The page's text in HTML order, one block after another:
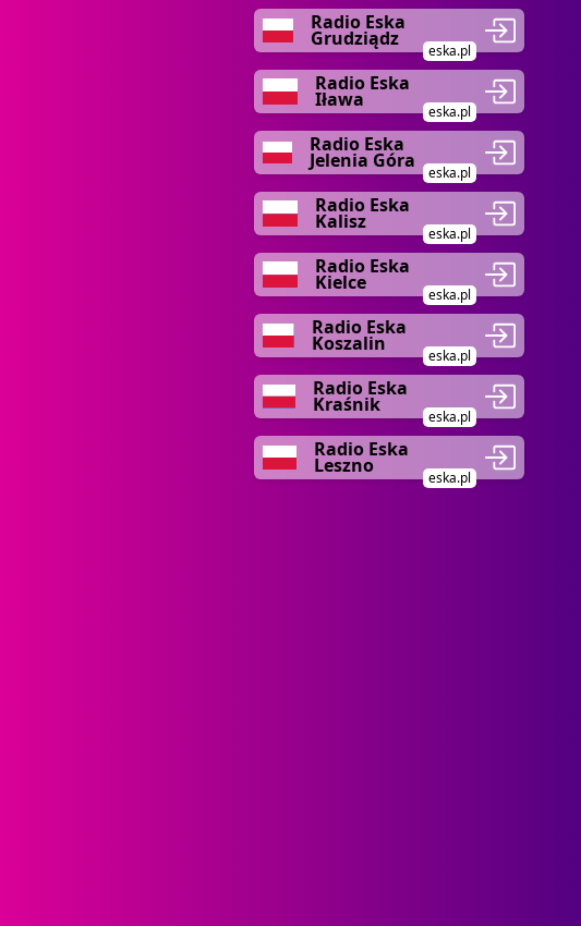
Radio Eska
Grudziądz
eska.pl
Radio Eska
Iława
eska.pl
Radio Eska
Jelenia Góra
eska.pl
Radio Eska
Kalisz
eska.pl
Radio Eska
Kielce
eska.pl
Radio Eska
Koszalin
eska.pl
Radio Eska
Kraśnik
eska.pl
Radio Eska
Leszno
eska.pl